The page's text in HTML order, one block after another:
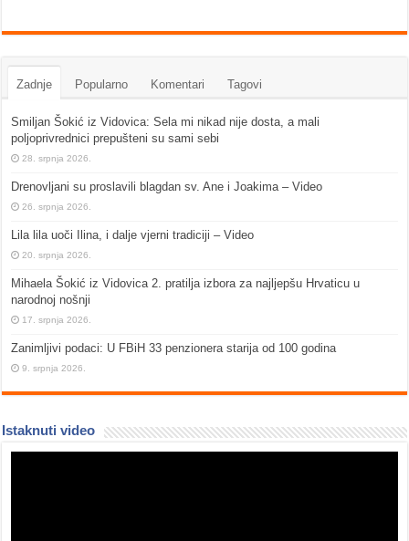
Zadnje Popularno Komentari Tagovi
Smiljan Šokić iz Vidovica: Sela mi nikad nije dosta, a mali
poljoprivrednici prepušteni su sami sebi
28. srpnja 2026.
Drenovljani su proslavili blagdan sv. Ane i Joakima – Video
26. srpnja 2026.
Lila lila uoči Ilina, i dalje vjerni tradiciji – Video
20. srpnja 2026.
Mihaela Šokić iz Vidovica 2. pratilja izbora za najljepšu Hrvaticu u
narodnoj nošnji
17. srpnja 2026.
Zanimljivi podaci: U FBiH 33 penzionera starija od 100 godina
9. srpnja 2026.
Istaknuti video